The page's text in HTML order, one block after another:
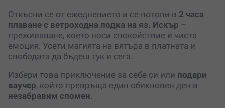
Откъсни се от ежедневието и се потопи в 2 часа
плаване с ветроходна лодка на яз. Искър –
преживяване, което носи спокойствие и чиста
емоция. Усети магията на вятъра в платната и
свободата да бъдеш тук и сега.
Избери това приключение за себе си или подари
ваучер, който превръща един обикновен ден в
незабравим спомен.